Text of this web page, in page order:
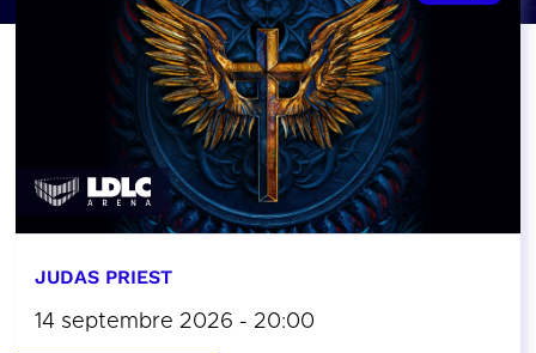
JUDAS PRIEST
14 septembre 2026 - 20:00